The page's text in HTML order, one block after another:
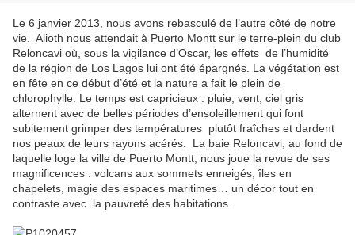
Le 6 janvier 2013, nous avons rebasculé de l’autre côté de notre
vie. Alioth nous attendait à Puerto Montt sur le terre-plein du club
Reloncavi où, sous la vigilance d’Oscar, les effets de l’humidité
de la région de Los Lagos lui ont été épargnés. La végétation est
en fête en ce début d’été et la nature a fait le plein de
chlorophylle. Le temps est capricieux : pluie, vent, ciel gris
alternent avec de belles périodes d’ensoleillement qui font
subitement grimper des températures plutôt fraîches et dardent
nos peaux de leurs rayons acérés. La baie Reloncavi, au fond de
laquelle loge la ville de Puerto Montt, nous joue la revue de ses
magnificences : volcans aux sommets enneigés, îles en
chapelets, magie des espaces maritimes… un décor tout en
contraste avec la pauvreté des habitations.